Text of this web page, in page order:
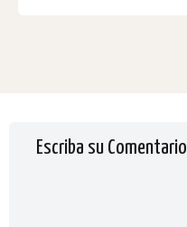
Escriba su Comentario